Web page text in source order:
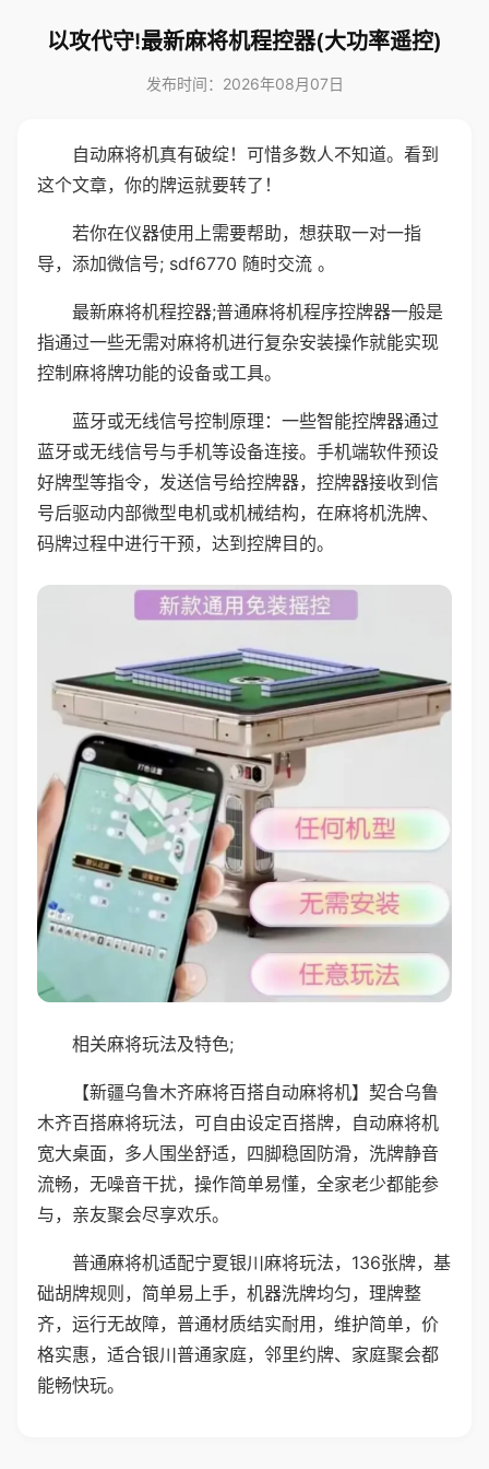
以攻代守!最新麻将机程控器(大功率遥控)
发布时间：2026年08月07日
自动麻将机真有破绽！可惜多数人不知道。看到
这个文章，你的牌运就要转了！
若你在仪器使用上需要帮助，想获取一对一指
导，添加微信号; sdf6770 随时交流 。
最新麻将机程控器;普通麻将机程序控牌器一般是
指通过一些无需对麻将机进行复杂安装操作就能实现
控制麻将牌功能的设备或工具。
蓝牙或无线信号控制原理：一些智能控牌器通过
蓝牙或无线信号与手机等设备连接。手机端软件预设
好牌型等指令，发送信号给控牌器，控牌器接收到信
号后驱动内部微型电机或机械结构，在麻将机洗牌、
码牌过程中进行干预，达到控牌目的。
相关麻将玩法及特色;
【新疆乌鲁木齐麻将百搭自动麻将机】契合乌鲁
木齐百搭麻将玩法，可自由设定百搭牌，自动麻将机
宽大桌面，多人围坐舒适，四脚稳固防滑，洗牌静音
流畅，无噪音干扰，操作简单易懂，全家老少都能参
与，亲友聚会尽享欢乐。
普通麻将机适配宁夏银川麻将玩法，136张牌，基
础胡牌规则，简单易上手，机器洗牌均匀，理牌整
齐，运行无故障，普通材质结实耐用，维护简单，价
格实惠，适合银川普通家庭，邻里约牌、家庭聚会都
能畅快玩。